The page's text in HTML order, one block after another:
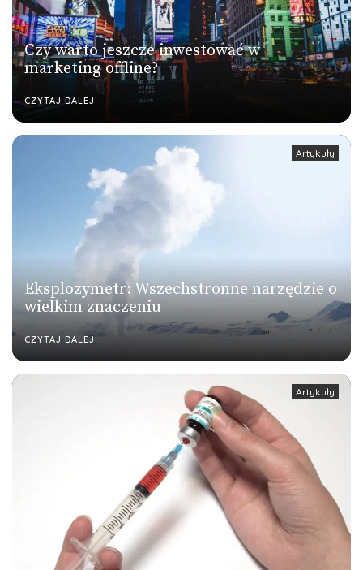
Czy warto jeszcze inwestować w
marketing offline?
CZYTAJ DALEJ
Artykuły
Eksplozymetr: Wszechstronne narzędzie o
wielkim znaczeniu
CZYTAJ DALEJ
Artykuły